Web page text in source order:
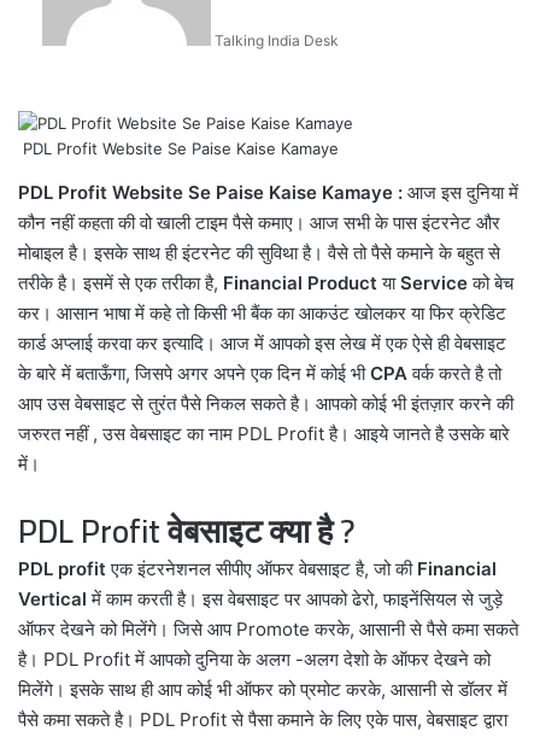
Talking India Desk
PDL Profit Website Se Paise Kaise Kamaye
PDL Profit Website Se Paise Kaise Kamaye : आज इस दुनिया में
कौन नहीं कहता की वो खाली टाइम पैसे कमाए। आज सभी के पास इंटरनेट और
मोबाइल है। इसके साथ ही इंटरनेट की सुविथा है। वैसे तो पैसे कमाने के बहुत से
तरीके है। इसमें से एक तरीका है, Financial ProductयाServiceको बेच
कर। आसान भाषा में कहे तो किसी भी बैंक का आकउंट खोलकर या फिर क्रेडिट
कार्ड अप्लाई करवा कर इत्यादि। आज में आपको इस लेख में एक ऐसे ही वेबसाइट
के बारे में बताऊँगा, जिसपे अगर अपने एक दिन में कोई भीCPAवर्क करते है तो
आप उस वेबसाइट से तुरंत पैसे निकल सकते है। आपको कोई भी इंतज़ार करने की
जरुरत नहीं , उस वेबसाइट का नाम PDL Profitहै। आइये जानते है उसके बारे
में।
PDL Profit वेबसाइट क्या है ?
PDL profitएक इंटरनेशनल सीपीए ऑफर वेबसाइट है, जो की Financial
Vertical में काम करती है। इस वेबसाइट पर आपको ढेरो, फाइनेंसियल से जुड़े
ऑफर देखने को मिलेंगे। जिसे आप Promote करके, आसानी से पैसे कमा सकते
है। PDL Profit में आपको दुनिया के अलग -अलग देशो के ऑफर देखने को
मिलेंगे। इसके साथ ही आप कोई भी ऑफर को प्रमोट करके, आसानी से डॉलर में
पैसे कमा सकते है। PDL Profit से पैसा कमाने के लिए एके पास, वेबसाइट द्वारा